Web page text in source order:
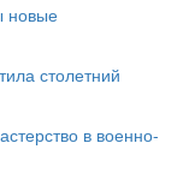
новые
столетний
в военно-